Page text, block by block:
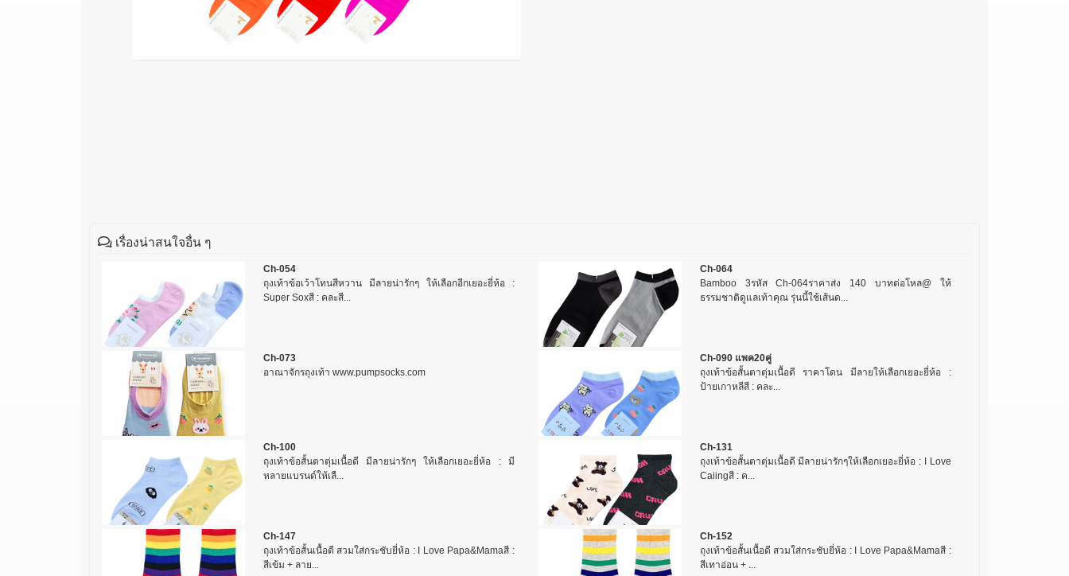
เรื่องน่าสนใจอื่น ๆ
Ch-054
ถุงเท้าข้อเว้าโทนสีหวาน มีลายน่ารักๆ ให้เลือกอีกเยอะยี่ห้อ :
Super Soxสี : คละสี...
Ch-064
Bamboo 3รหัส Ch-064ราคาส่ง 140 บาทต่อโหล@ ให้
ธรรมชาติดูแลเท้าคุณ รุ่นนี้ใช้เส้นด...
Ch-073
อาณาจักรถุงเท้า www.pumpsocks.com
Ch-090 แพค20คู่
ถุงเท้าข้อสั้นตาตุ่มเนื้อดี ราคาโดน มีลายให้เลือกเยอะยี่ห้อ :
ป้ายเกาหลีสี : คละ...
Ch-100
ถุงเท้าข้อสั้นตาตุ่มเนื้อดี มีลายน่ารักๆ ให้เลือกเยอะยี่ห้อ : มี
หลายแบรนด์ให้เลื...
Ch-131
ถุงเท้าข้อสั้นตาตุ่มเนื้อดี มีลายน่ารักๆให้เลือกเยอะยี่ห้อ : I Love
Caiingสี : ค...
Ch-147
ถุงเท้าข้อสั้นเนื้อดี สวมใส่กระชับยี่ห้อ : I Love Papa&Mamaสี :
สีเข้ม + ลาย...
Ch-152
ถุงเท้าข้อสั้นเนื้อดี สวมใส่กระชับยี่ห้อ : I Love Papa&Mamaสี :
สีเทาอ่อน + ...